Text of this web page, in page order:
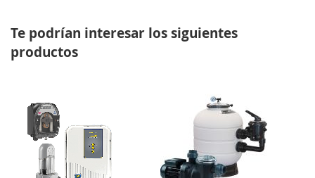
Te podrían interesar los siguientes
productos